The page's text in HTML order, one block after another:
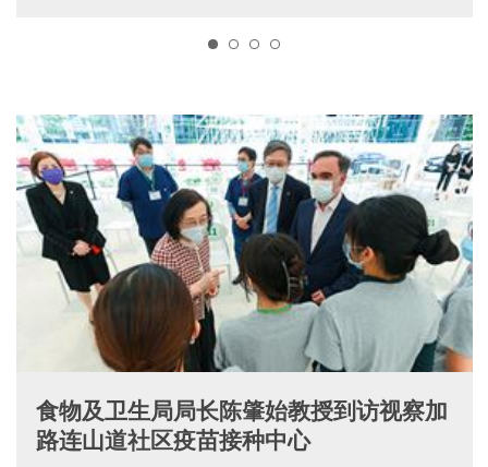
食物及卫生局局长陈肇始教授到访视察加
路连山道社区疫苗接种中心